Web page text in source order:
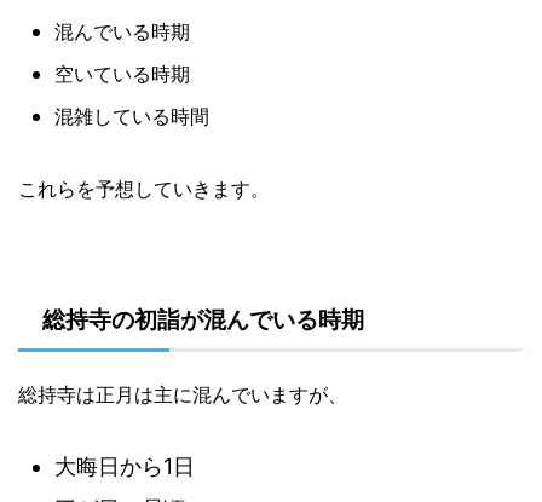
混んでいる時期
空いている時期
混雑している時間
これらを予想していきます。
総持寺の初詣が混んでいる時期
総持寺は正月は主に混んでいますが、
大晦日から1日